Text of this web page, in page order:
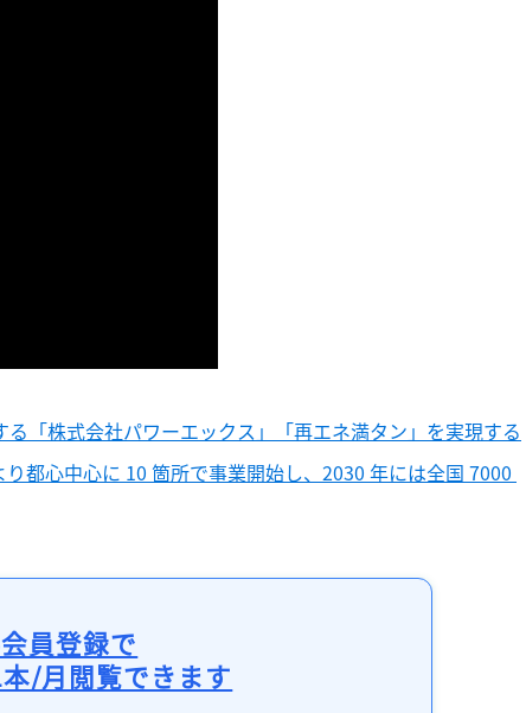
「株式会社パワーエックス」「再エネ満タン」を実現する
都心中心に 10 箇所で事業開始し、2030 年には全国 7000
員登録で
/月閲覧できます